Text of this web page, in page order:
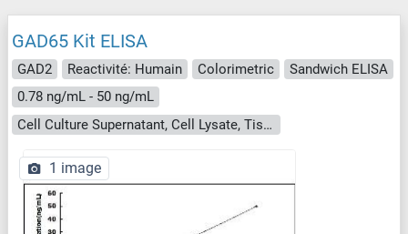
GAD65 Kit ELISA
GAD2 Reactivité: Humain Colorimetric
Sandwich ELISA
0.78 ng/mL - 50 ng/mL
Cell Culture Supernatant, Cell Lysate, Tissue Homogenate
1 image